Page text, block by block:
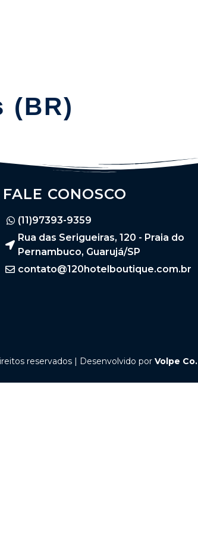
(BR)
FALE CONOSCO
(11)97393-9359
Rua das Serigueiras, 120 - Praia do
Pernambuco, Guarujá/SP
contato@120hotelboutique.com.br
reservados | Desenvolvido por Volpe Co.